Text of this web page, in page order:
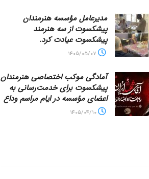
مدیرعامل مؤسسه هنرمندان
پیشکسوت از سه هنرمند
پیشکسوت عیادت کرد.
1405/05/07
آمادگی موکب اختصاصی هنرمندان
پیشکسوت برای خدمت‌رسانی به
اعضای مؤسسه در ایام مراسم وداع
1405/04/10